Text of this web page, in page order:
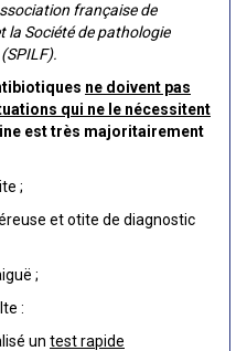
française de
la Société de pathologie
ne doivent pas
qui ne le nécessitent
est très majoritairement
;
et otite de diagnostic
;
:
un test rapide